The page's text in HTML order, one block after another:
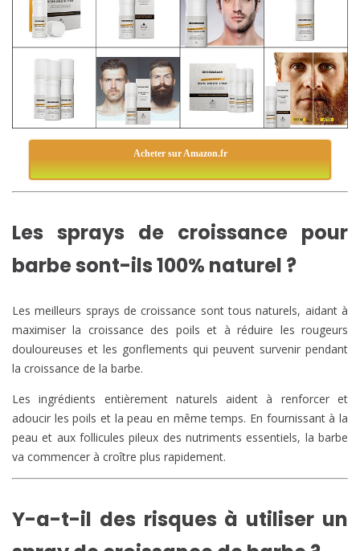
Acheter sur Amazon.fr
Les sprays de croissance pour
barbe sont-ils 100% naturel ?
Les meilleurs sprays de croissance sont tous naturels, aidant à
maximiser la croissance des poils et à réduire les rougeurs
douloureuses et les gonflements qui peuvent survenir pendant
la croissance de la barbe.
Les ingrédients entièrement naturels aident à renforcer et
adoucir les poils et la peau en même temps. En fournissant à la
peau et aux follicules pileux des nutriments essentiels, la barbe
va commencer à croître plus rapidement.
Y-a-t-il des risques à utiliser un